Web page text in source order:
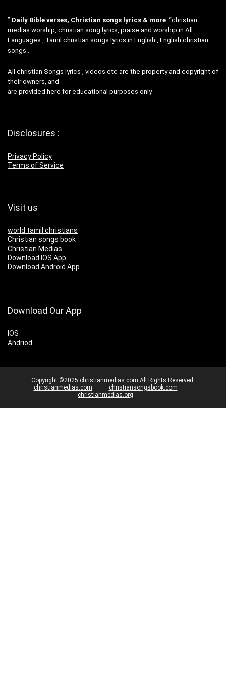
” Daily Bible verses, Christian songs lyrics & more “christian
medias worship, christian song lyrics, praise and worship in All
Languages , Tamil christian songs lyrics in English , English christian
songs .
All christian Songs lyrics , videos etc are the property and copyright of
their owners, and
are provided here for educational purposes only.
Disclosures :
Privacy Policy
Terms of Service
Visit us
world tamil christians
Christian songs book
Christian Medias
Download IOS App
Download Android App
Download Our App
IOS
Andriod
Copyright ©2025 christianmedias.com All Rights Reserved.
christianmedias.com
christiansongsbook.com
christianmedias.org